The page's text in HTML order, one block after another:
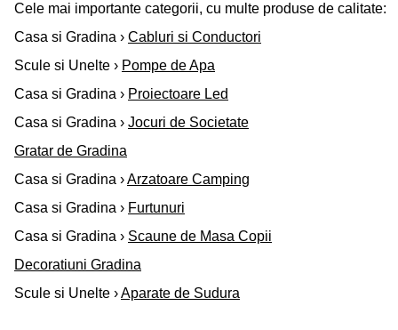
Cele mai importante categorii, cu multe produse de calitate:
Casa si Gradina › Cabluri si Conductori
Scule si Unelte › Pompe de Apa
Casa si Gradina › Proiectoare Led
Casa si Gradina › Jocuri de Societate
Gratar de Gradina
Casa si Gradina ›Arzatoare Camping
Casa si Gradina › Furtunuri
Casa si Gradina › Scaune de Masa Copii
Decoratiuni Gradina
Scule si Unelte ›Aparate de Sudura